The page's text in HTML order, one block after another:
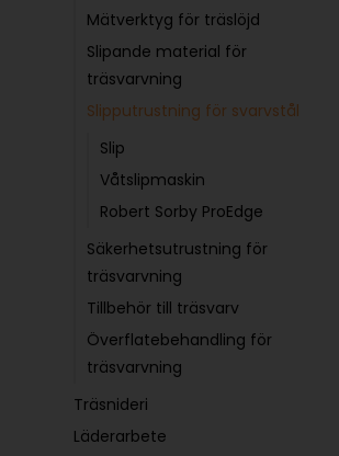
Mätverktyg för träslöjd
Slipande material för
träsvarvning
Slipputrustning för svarvstål
Slip
Våtslipmaskin
Robert Sorby ProEdge
Säkerhetsutrustning för
träsvarvning
Tillbehör till träsvarv
Överflatebehandling för
träsvarvning
Träsnideri
Läderarbete
Tormek Jigg för
profilstål - SVP80
Evt.
Leveringsomkostninger
GÅ TILL VARAN